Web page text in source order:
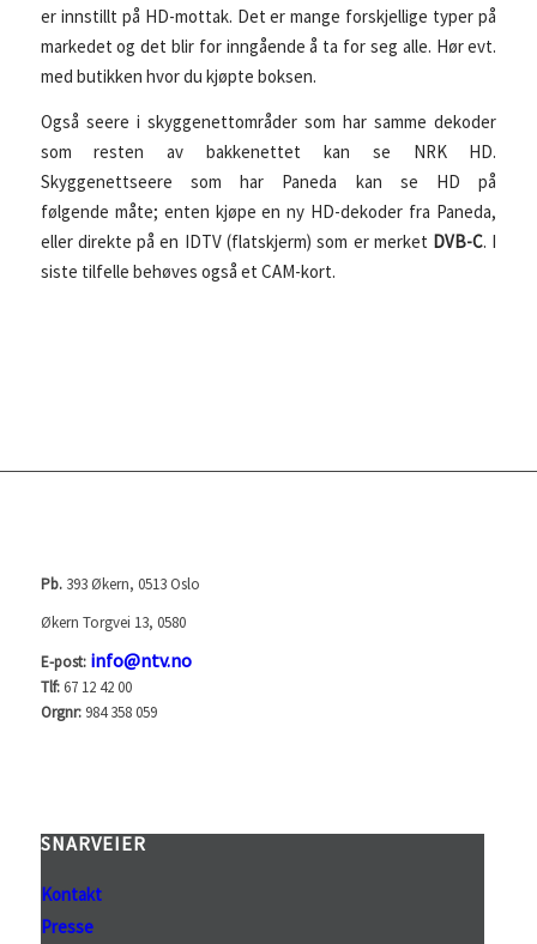
er innstillt på HD-mottak. Det er mange forskjellige typer på
markedet og det blir for inngående å ta for seg alle. Hør evt.
med butikken hvor du kjøpte boksen.
Også seere i skyggenettområder som har samme dekoder
som resten av bakkenettet kan se NRK HD.
Skyggenettseere som har Paneda kan se HD på
følgende måte; enten kjøpe en ny HD-dekoder fra Paneda,
eller direkte på en IDTV (flatskjerm) som er merket DVB-C. I
siste tilfelle behøves også et CAM-kort.
Pb. 393 Økern, 0513 Oslo
Økern Torgvei 13, 0580
E-post: info@ntv.no
Tlf:67 12 42 00
Orgnr:984 358 059
SNARVEIER
Kontakt
Presse